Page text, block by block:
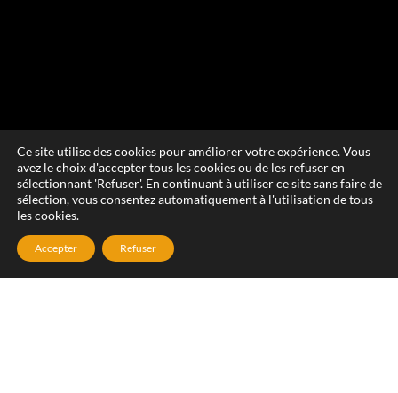
Ce site utilise des cookies pour améliorer votre expérience. Vous
avez le choix d'accepter tous les cookies ou de les refuser en
sélectionnant 'Refuser'. En continuant à utiliser ce site sans faire de
sélection, vous consentez automatiquement à l'utilisation de tous
les cookies.
Accepter Refuser